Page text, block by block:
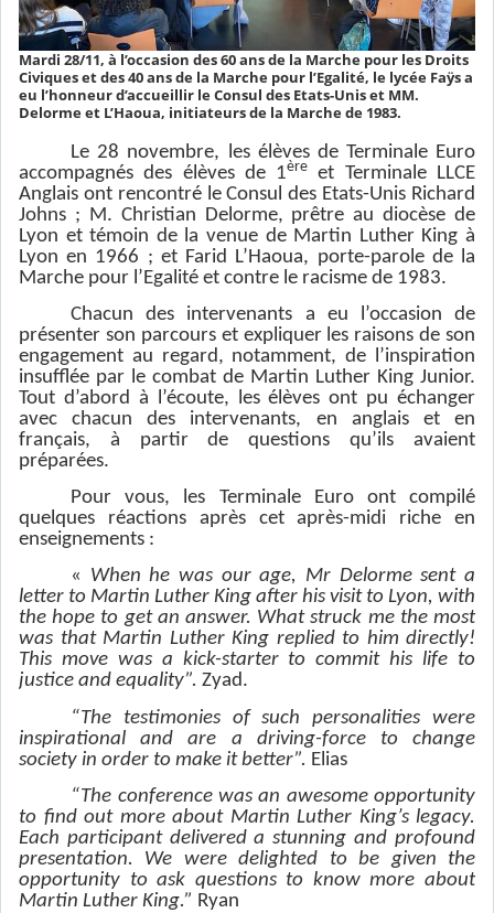
Mardi 28/11, à l’occasion des 60 ans de la Marche pour les Droits
Civiques et des 40 ans de la Marche pour l’Egalité, le lycée Faÿs a
eu l’honneur d’accueillir le Consul des Etats-Unis et MM.
Delorme et L’Haoua, initiateurs de la Marche de 1983.
Le 28 novembre, les élèves de Terminale Euro
accompagnés des élèves de 1ère et Terminale LLCE
Anglais ont rencontré le Consul des Etats-Unis Richard
Johns ; M. Christian Delorme, prêtre au diocèse de
Lyon et témoin de la venue de Martin Luther King à
Lyon en 1966 ; et Farid L’Haoua, porte-parole de la
Marche pour l’Egalité et contre le racisme de 1983.
Chacun des intervenants a eu l’occasion de
présenter son parcours et expliquer les raisons de son
engagement au regard, notamment, de l’inspiration
insufflée par le combat de Martin Luther King Junior.
Tout d’abord à l’écoute, les élèves ont pu échanger
avec chacun des intervenants, en anglais et en
français, à partir de questions qu’ils avaient
préparées.
Pour vous, les Terminale Euro ont compilé
quelques réactions après cet après-midi riche en
enseignements :
« When he was our age, Mr Delorme sent a
letter to Martin Luther King after his visit to Lyon, with
the hope to get an answer. What struck me the most
was that Martin Luther King replied to him directly!
This move was a kick-starter to commit his life to
justice and equality”. Zyad.
“The testimonies of such personalities were
inspirational and are a driving-force to change
society in order to make it better”. Elias
“The conference was an awesome opportunity
to find out more about Martin Luther King’s legacy.
Each participant delivered a stunning and profound
presentation. We were delighted to be given the
opportunity to ask questions to know more about
Martin Luther King.” Ryan